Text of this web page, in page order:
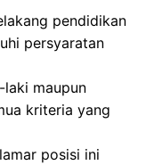
pendidikan
persyaratan
maupun
kriteria yang
posisi ini